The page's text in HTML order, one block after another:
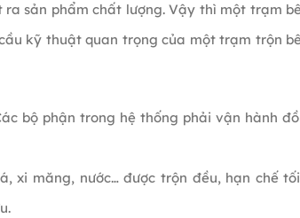
sản phẩm chất lượng. Vậy thì một trạm
kỹ thuật quan trọng của một trạm trộn
bộ phận trong hệ thống phải vận hành
xi măng, nước… được trộn đều, hạn chế